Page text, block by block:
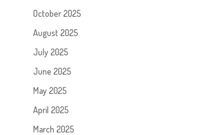
October 2025
August 2025
July 2025
June 2025
May 2025
April 2025
March 2025